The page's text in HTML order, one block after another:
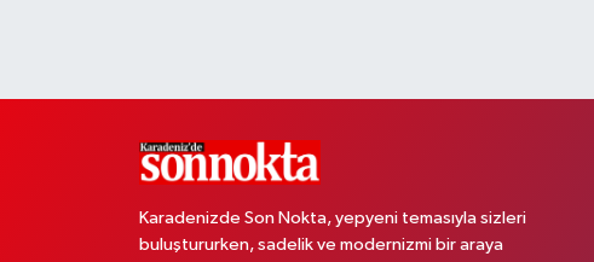
Karadenizde Son Nokta, yepyeni temasıyla sizleri
buluştururken, sadelik ve modernizmi bir araya